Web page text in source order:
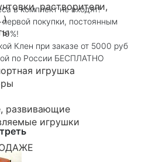
растворители,
игрушка
развивающие
игрушки
в комплект не входят!
первой покупки, постоянным
Клен при заказе от 5000 руб
по России БЕСПЛАТНО